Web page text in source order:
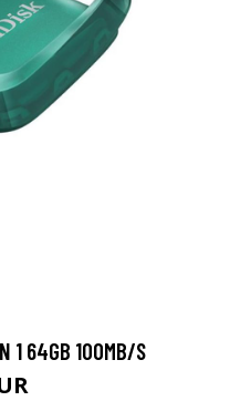
1 64GB 100MB/S